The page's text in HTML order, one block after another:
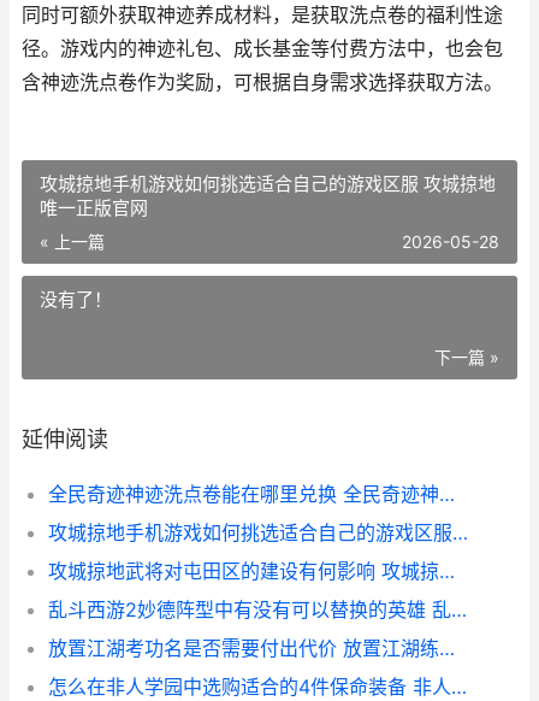
同时可额外获取神迹养成材料，是获取洗点卷的福利性途
径。游戏内的神迹礼包、成长基金等付费方法中，也会包
含神迹洗点卷作为奖励，可根据自身需求选择获取方法。
攻城掠地手机游戏如何挑选适合自己的游戏区服 攻城掠地
唯一正版官网
« 上一篇 2026-05-28
没有了！
下一篇 »
延伸阅读
全民奇迹神迹洗点卷能在哪里兑换 全民奇迹神迹洗点卷
攻城掠地手机游戏如何挑选适合自己的游戏区服 攻城掠地唯一正版官网
攻城掠地武将对屯田区的建设有何影响 攻城掠地武将战法详解
乱斗西游2妙德阵型中有没有可以替换的英雄 乱斗西游2搭配
放置江湖考功名是否需要付出代价 放置江湖练功地点
怎么在非人学园中选购适合的4件保命装备 非人学园新手教程在哪